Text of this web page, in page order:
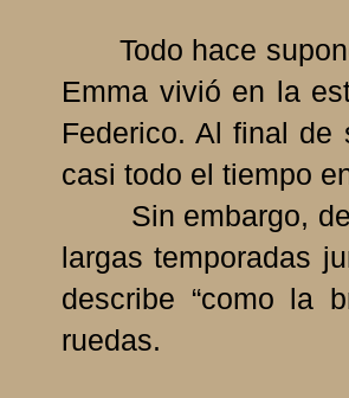
Todo hace
Emma vivió en la
Federico. Al final
casi todo el tiempo
Sin embargo,
largas temporadas
describe “como la
ruedas.